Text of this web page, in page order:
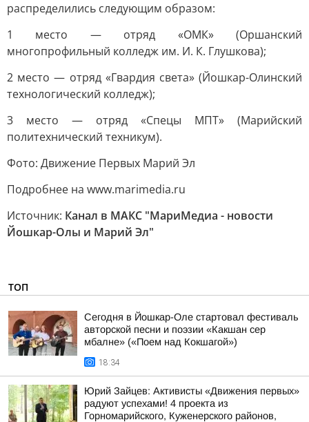
распределились следующим образом:
1 место — отряд «ОМК» (Оршанский
многопрофильный колледж им. И. К. Глушкова);
2 место — отряд «Гвардия света» (Йошкар-Олинский
технологический колледж);
3 место — отряд «Спецы МПТ» (Марийский
политехнический техникум).
Фото: Движение Первых Марий Эл
Подробнее на www.marimedia.ru
Источник: Канал в МАКС "МариМедиа - новости
Йошкар-Олы и Марий Эл"
ТОП
Сегодня в Йошкар-Оле стартовал фестиваль
авторской песни и поэзии «Какшан сер
мбалне» («Поем над Кокшагой»)
18:34
Юрий Зайцев: Активисты «Движения первых»
радуют успехами! 4 проекта из
Горномарийского, Куженерского районов,